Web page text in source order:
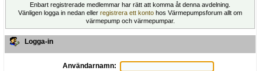
Enbart registrerade medlemmar har rätt att komma åt denna avdelning.
Vänligen logga in nedan eller registrera ett konto hos Värmepumpsforum allt om
värmepump och värmepumpar.
Logga-in
Användarnamn: